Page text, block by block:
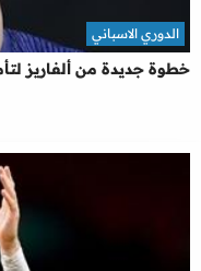
خطوة جديدة من ألفاريز
الدوري الاسباني